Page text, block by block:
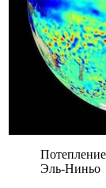
Эль-Ниньо